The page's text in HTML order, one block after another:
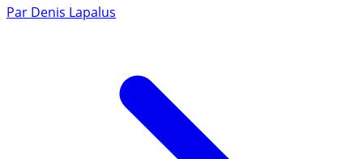
Par Denis Lapalus